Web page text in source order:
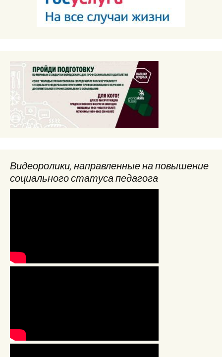
Видеоролики, направленные на повышение
социального статуса педагога